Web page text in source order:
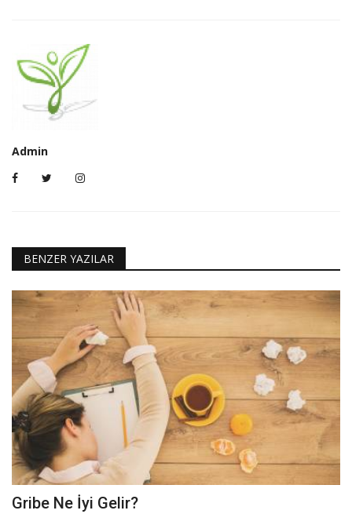
Admin
BENZER YAZILAR
Gribe Ne İyi Gelir?